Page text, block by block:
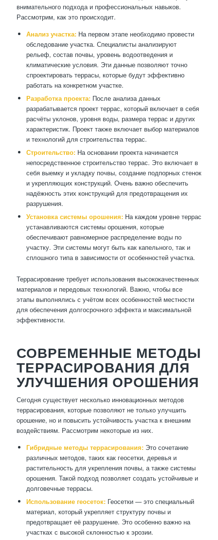
внимательного подхода и профессиональных навыков.
Рассмотрим, как это происходит.
Анализ участка:На первом этапе необходимо провести
обследование участка. Специалисты анализируют
рельеф, состав почвы, уровень водоотведения и
климатические условия. Эти данные позволяют точно
спроектировать террасы, которые будут эффективно
работать на конкретном участке.
Разработка проекта:После анализа данных
разрабатывается проект террас, который включает в себя
расчёты уклонов, уровня воды, размера террас и других
характеристик. Проект также включает выбор материалов
и технологий для строительства террас.
Строительство:На основании проекта начинается
непосредственное строительство террас. Это включает в
себя выемку и укладку почвы, создание подпорных стенок
и укрепляющих конструкций. Очень важно обеспечить
надёжность этих конструкций для предотвращения их
разрушения.
Установка системы орошения:На каждом уровне террас
устанавливаются системы орошения, которые
обеспечивают равномерное распределение воды по
участку. Эти системы могут быть как капельного, так и
сплошного типа в зависимости от особенностей участка.
Террасирование требует использования высококачественных
материалов и передовых технологий. Важно, чтобы все
этапы выполнялись с учётом всех особенностей местности
для обеспечения долгосрочного эффекта и максимальной
эффективности.
СОВРЕМЕННЫЕ МЕТОДЫ
ТЕРРАСИРОВАНИЯ ДЛЯ
УЛУЧШЕНИЯ ОРОШЕНИЯ
Сегодня существует несколько инновационных методов
террасирования, которые позволяют не только улучшить
орошение, но и повысить устойчивость участка к внешним
воздействиям. Рассмотрим некоторые из них.
Гибридные методы террасирования:Это сочетание
различных методов, таких как геосетки, деревья и
растительность для укрепления почвы, а также системы
орошения. Такой подход позволяет создать устойчивые и
долговечные террасы.
Использование геосеток:Геосетки — это специальный
материал, который укрепляет структуру почвы и
предотвращает её разрушение. Это особенно важно на
участках с высокой склонностью к эрозии.